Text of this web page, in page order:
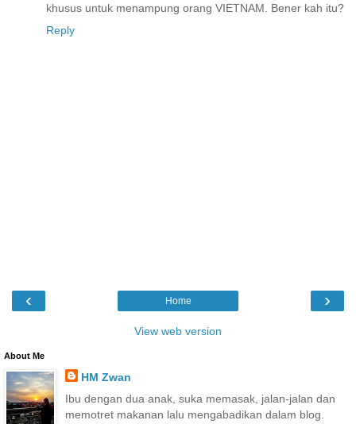
khusus untuk menampung orang VIETNAM. Bener kah itu?
Reply
‹ ›
Home
View web version
About Me
HM Zwan
Ibu dengan dua anak, suka memasak, jalan-jalan dan
memotret makanan lalu mengabadikan dalam blog.